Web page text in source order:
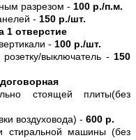
разрезом - 100 р./п.м.
- 150 р./шт.
1 отверстие
- 100 р./шт.
выключатель - 150
договорная
стоящей плиты(без
воздуховода) - 600 р.
стиральной машины (без